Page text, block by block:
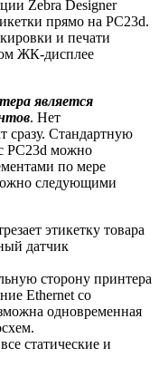
Zebra Designer
прямо на PC23d.
и печати
ЖК-дисплее
является
. Нет
сразу. Стандартную
PC23d можно
по мере
следующими
этикетку товара
датчик
сторону принтера
Ethernet со
одновременная
статические и